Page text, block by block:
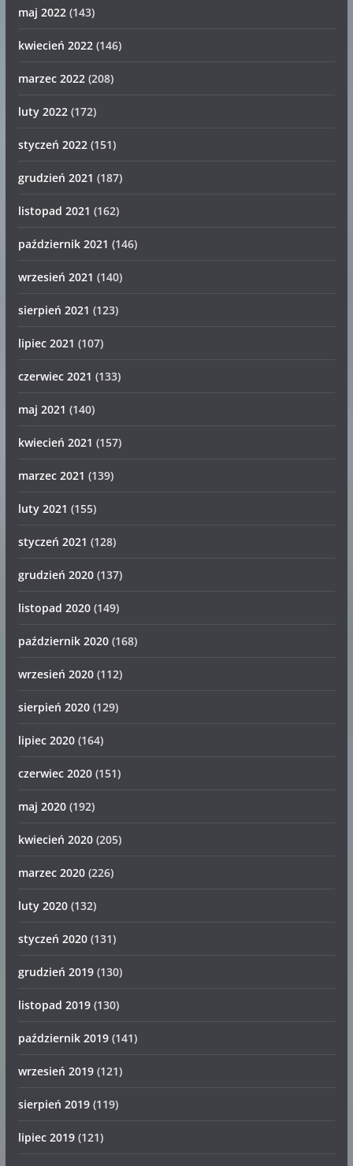
maj 2022(143)
kwiecień 2022(146)
marzec 2022(208)
luty 2022(172)
styczeń 2022(151)
grudzień 2021 (187)
listopad 2021 (162)
październik 2021 (146)
wrzesień 2021 (140)
sierpień 2021 (123)
lipiec 2021 (107)
czerwiec 2021 (133)
maj 2021 (140)
kwiecień 2021 (157)
marzec 2021 (139)
luty 2021 (155)
styczeń 2021 (128)
grudzień 2020(137)
listopad 2020(149)
październik 2020(168)
wrzesień 2020(112)
sierpień 2020(129)
lipiec 2020(164)
czerwiec 2020(151)
maj 2020(192)
kwiecień 2020(205)
marzec 2020(226)
luty 2020(132)
styczeń 2020(131)
grudzień 2019(130)
listopad 2019(130)
październik 2019(141)
wrzesień 2019(121)
sierpień 2019(119)
lipiec 2019(121)